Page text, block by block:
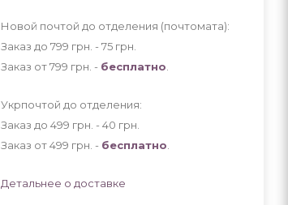
Новой почтой до отделения (почтомата):
Заказ до 799 грн. - 75 грн
Заказ от 799 грн. - бесплатно
Укрпочтой до отделения:
Заказ до 499 грн. - 40 грн
Заказ от 499 грн. - бесплатно
Детальнее о доставке